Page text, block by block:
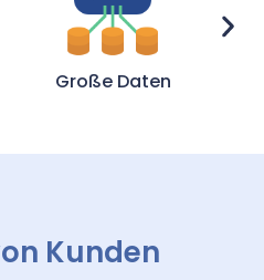
Große Daten
Kunden